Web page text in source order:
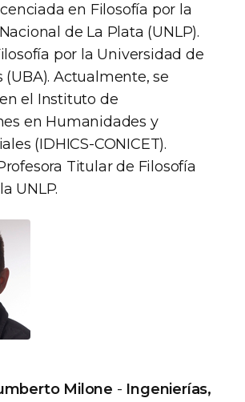
en Filosofía por la
de La Plata (UNLP).
por la Universidad de
(UBA). Actualmente, se
el Instituto de
en Humanidades y
(IDHICS-CONICET).
Titular de Filosofía
UNLP.
Milone - Ingenierías,